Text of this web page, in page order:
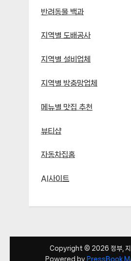
반려동물 백과
지역별 도배공사
지역별 설비업체
지역별 방충망업체
메뉴별 맛집 추천
뷰티샵
자동차집홈
AI사이트
Copyright © 2026 정부, 지
Powered by PressBook